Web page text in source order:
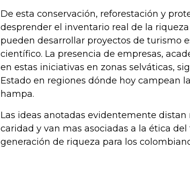
De esta conservación, reforestación y
desprender el inventario real de la
pueden desarrollar proyectos de turismo
científico. La presencia de empresas,
en estas iniciativas en zonas selváticas,
Estado en regiones dónde hoy campean
hampa.
Las ideas anotadas evidentemente
caridad y van mas asociadas a la ética
generación de riqueza para los